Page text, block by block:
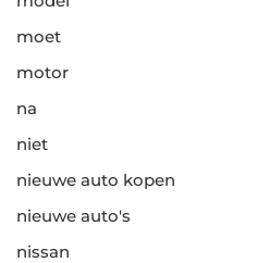
moet
motor
na
niet
nieuwe auto kopen
nieuwe auto's
nissan